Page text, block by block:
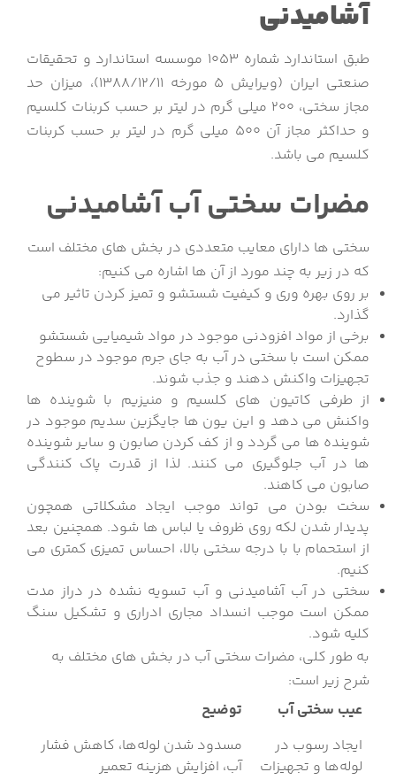
آشامیدنی
طبق استاندارد شماره ۱۰۵۳ موسسه استاندارد و تحقیقات
صنعتی ایران (ویرایش ۵ مورخه ۱۳۸۸/۱۲/۱۱)، میزان حد
مجاز سختی، ۲۰۰ میلی گرم در لیتر بر حسب کربنات کلسیم
و حداکثر مجاز آن ۵۰۰ میلی گرم در لیتر بر حسب کربنات
کلسیم می باشد.
مضرات سختی آب آشامیدنی
سختی ها دارای معایب متعددی در بخش های مختلف است
که در زیر به چند مورد از آن ها اشاره می کنیم:
بر روی بهره وری و کیفیت شستشو و تمیز کردن تاثیر می
گذارد.
برخی از مواد افزودنی موجود در مواد شیمیایی شستشو
ممکن است با سختی در آب به جای جرم موجود در سطوح
تجهیزات واکنش دهند و جذب شوند.
از طرفی کاتیون های کلسیم و منیزیم با شوینده ها
واکنش می دهد و این یون ها جایگزین سدیم موجود در
شوینده ها می گردد و از کف کردن صابون و سایر شوینده
ها در آب جلوگیری می کنند. لذا از قدرت پاک کنندگی
صابون می کاهند.
سخت بودن می تواند موجب ایجاد مشکلاتی همچون
پدیدار شدن لکه روی ظروف یا لباس ها شود. همچنین بعد
از استحمام با با درجه سختی بالا، احساس تمیزی کمتری می
کنیم.
سختی در آب آشامیدنی و آب تسویه نشده در دراز مدت
ممکن است موجب انسداد مجاری ادراری و تشکیل سنگ
کلیه شود.
به طور کلی، مضرات سختی آب در بخش های مختلف به
شرح زیر است:
عیب سختی آب
توضیح
ایجاد رسوب در
لوله‌ها و تجهیزات
مسدود شدن لوله‌ها، کاهش فشار
آب، افزایش هزینه تعمیر